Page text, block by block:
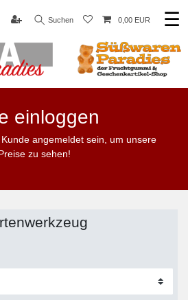
Suchen 0,00 EUR ☰
einloggen
angemeldet sein, um unsere
zu sehen!